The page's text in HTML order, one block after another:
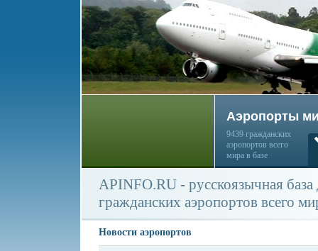
Аэропорты
9439 гражданских
аэропортов всего
мира в базе
APINFO.RU - русскоязычная
гражданских аэропортов всего
Новости аэропортов